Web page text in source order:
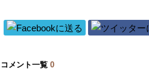
コメント一覧 0